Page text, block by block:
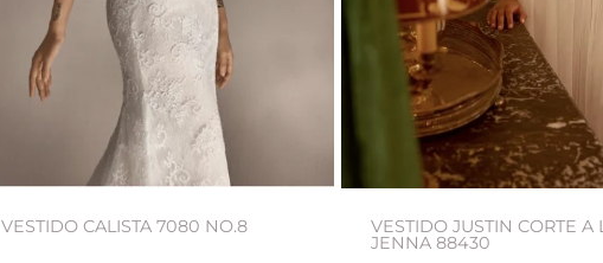
VESTIDO CALISTA 7080 NO.8 VESTIDO JUSTIN CORTE A
JENNA 88430